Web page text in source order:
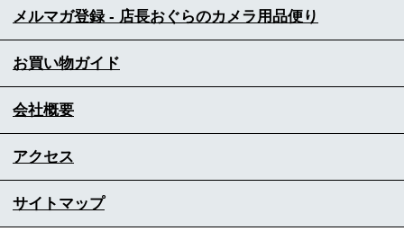
メルマガ登録 - 店長おぐらのカメラ用品便り
お買い物ガイド
会社概要
アクセス
サイトマップ